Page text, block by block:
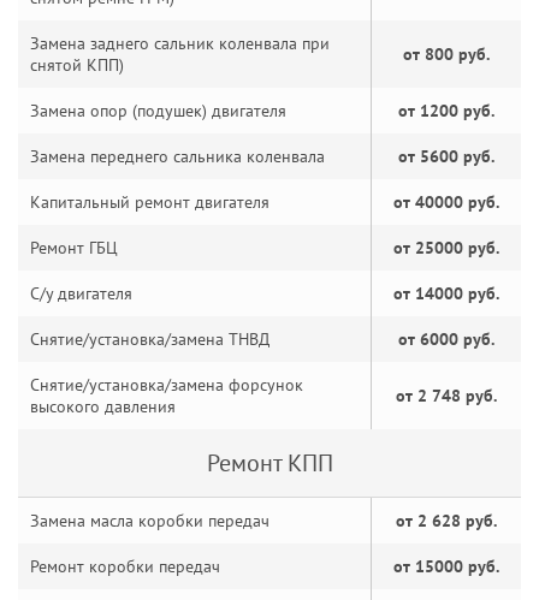
Замена заднего сальник коленвала при
снятой КПП)
от 800 руб.
Замена опор (подушек) двигателя от 1200 руб.
Замена переднего сальника коленвала от 5600 руб.
Капитальный ремонт двигателя от 40000 руб.
Ремонт ГБЦ от 25000 руб.
С/у двигателя от 14000 руб.
Снятие/установка/замена ТНВД от 6000 руб.
Снятие/установка/замена форсунок
высокого давления
от 2 748 руб.
Ремонт КПП
Замена масла коробки передач от 2 628 руб.
Ремонт коробки передач от 15000 руб.